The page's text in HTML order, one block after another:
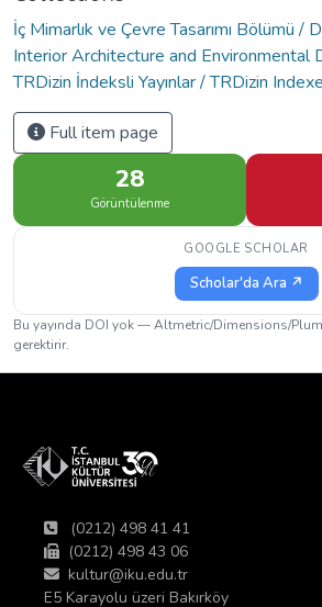
İç Mimarlık ve Çevre Tasarımı Bölümü /
Interior Architecture and Environmental
TRDizin İndeksli Yayınlar / TRDizin
Full item page
28
Görüntülenme
GOOGLE SCHOLAR
Scholar'da Ara ↗
Bu yayında DOI yok — Altmetric/Dimensions/
gerektirir.
(0212) 498 41 41
(0212) 498 43 06
kultur@iku.edu.tr
E5 Karayolu üzeri Bakırköy